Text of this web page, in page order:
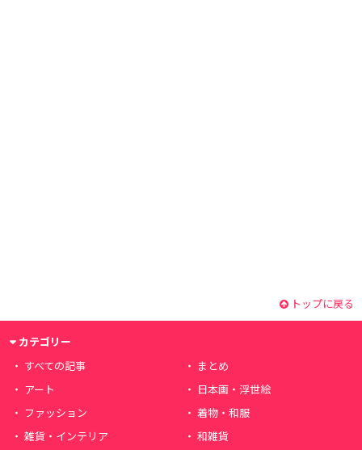
トップに戻る
カテゴリー
すべての記事
まとめ
アート
日本画・浮世絵
ファッション
着物・和服
雑貨・インテリア
和雑貨